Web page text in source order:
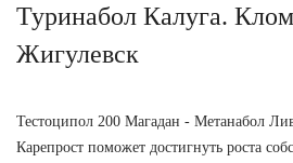
Туринабол Калуга.
Жигулевск
Тестоципол 200 Магадан - Метанабол
Карепрост поможет достигнуть роста